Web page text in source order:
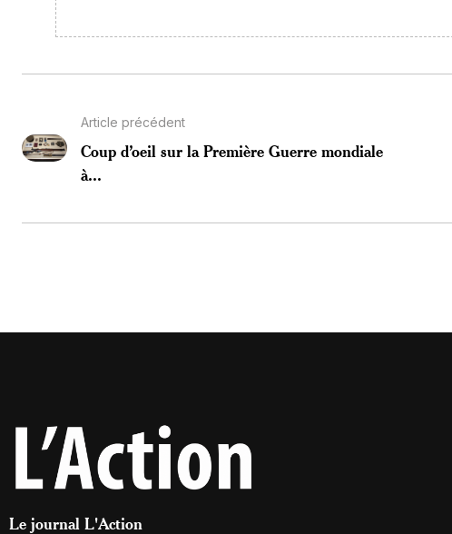
Article précédent
Coup d’oeil sur la Première Guerre mondiale
à...
Le journal L'Action